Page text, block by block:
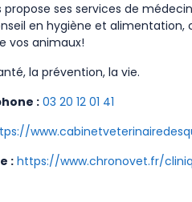
ses services de
en hygiène et alimentation,
vos animaux!
la prévention, la vie.
: 03 20 12 01 41
: https://www.chronovet.fr/